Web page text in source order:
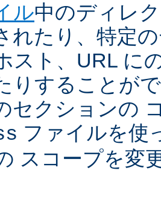
ル中のディレ
れたり、特定
スト、URL に
りすることが
セクションの
ファイルを使
スコープを変